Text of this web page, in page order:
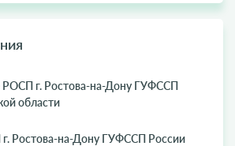
г. Ростова-на-Дону ГУФССП
области
Ростова-на-Дону ГУФССП России